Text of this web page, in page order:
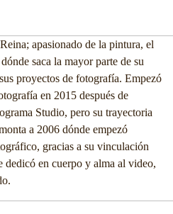
apasionado de la pintura, el
saca la mayor parte de su
proyectos de fotografía. Empezó
en 2015 después de
Studio, pero su trayectoria
a 2006 dónde empezó
gracias a su vinculación
dedicó en cuerpo y alma al video,